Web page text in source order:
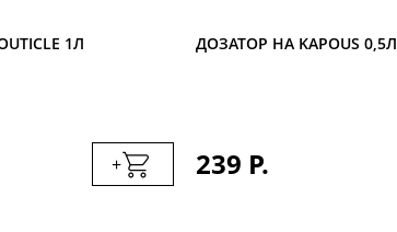
1Л
+
ДОЗАТОР НА KAPOUS 0,5Л
239 Р.